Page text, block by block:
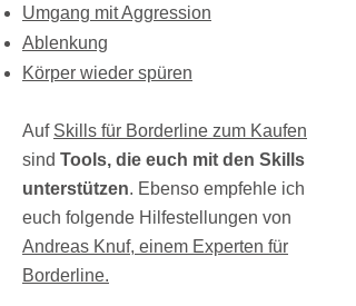
Umgang mit Aggression
Ablenkung
Körper wieder spüren
Auf Skills für Borderline zum Kaufen
sind Tools, die euch mit den Skills
unterstützen. Ebenso empfehle ich
euch folgende Hilfestellungen von
Andreas Knuf, einem Experten für
Borderline.